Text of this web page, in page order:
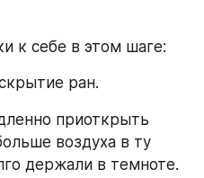
к себе в этом шаге:
ран.
приоткрыть
воздуха в ту
держали в темноте.